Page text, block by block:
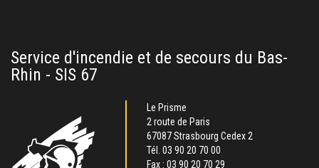
Service d'incendie et de secours du Bas-
Rhin - SIS 67
Le Prisme
2 route de Paris
67087 Strasbourg Cedex 2
Tél. 03 90 20 70 00
Fax : 03 90 20 70 29